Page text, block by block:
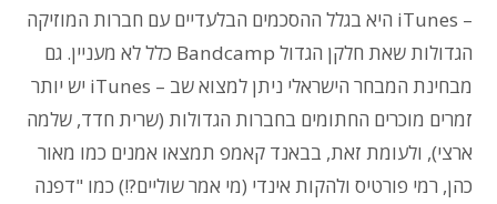
– iTunes היא בגלל ההסכמים הבלעדיים עם חברות המוזיקה
הגדולות שאת חלקן הגדול Bandcamp כלל לא מעניין. גם
מבחינת המבחר הישראלי ניתן למצוא שב – iTunes יש יותר
זמרים מוכרים החתומים בחברות הגדולות (שרית חדד, שלמה
ארצי), ולעומת זאת, בבאנד קאמפ תמצאו אמנים כמו מאור
כהן, רמי פורטיס ולהקות אינדי (מי אמר שוליים?!) כמו "דפנה